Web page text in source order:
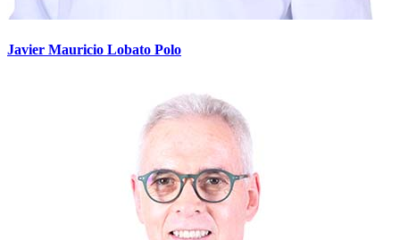
Javier Mauricio Lobato Polo